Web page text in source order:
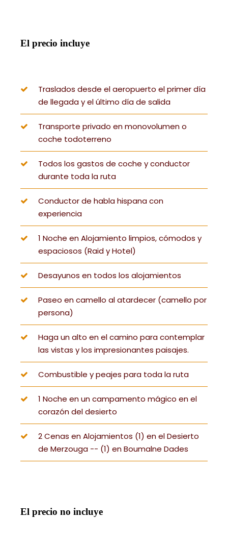
El precio incluye
Traslados desde el aeropuerto el primer día
de llegada y el último día de salida
Transporte privado en monovolumen o
coche todoterreno
Todos los gastos de coche y conductor
durante toda la ruta
Conductor de habla hispana con
experiencia
1 Noche en Alojamiento limpios, cómodos y
espaciosos (Raid y Hotel)
Desayunos en todos los alojamientos
Paseo en camello al atardecer (camello por
persona)
Haga un alto en el camino para contemplar
las vistas y los impresionantes paisajes.
Combustible y peajes para toda la ruta
1 Noche en un campamento mágico en el
corazón del desierto
2 Cenas en Alojamientos (1) en el Desierto
de Merzouga -- (1) en Boumalne Dades
El precio no incluye